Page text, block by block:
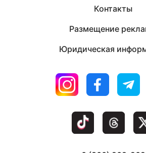
Контакты
Размещение
Юридическая